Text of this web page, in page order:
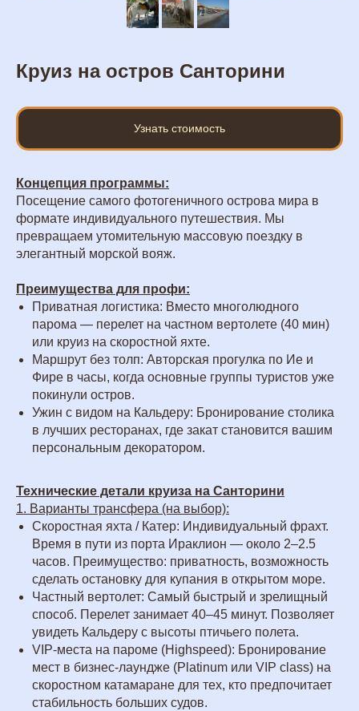
Круиз на остров Санторини
Узнать стоимость
Концепция программы:
Посещение самого фотогеничного острова мира в
формате индивидуального путешествия. Мы
превращаем утомительную массовую поездку в
элегантный морской вояж.
Преимущества для профи:
Приватная логистика: Вместо многолюдного
парома — перелет на частном вертолете (40 мин)
или круиз на скоростной яхте.
Маршрут без толп: Авторская прогулка по Ие и
Фире в часы, когда основные группы туристов уже
покинули остров.
Ужин с видом на Кальдеру: Бронирование столика
в лучших ресторанах, где закат становится вашим
персональным декоратором.
Технические детали круиза на Санторини
1. Варианты трансфера (на выбор):
Скоростная яхта / Катер: Индивидуальный фрахт.
Время в пути из порта Ираклион — около 2–2.5
часов. Преимущество: приватность, возможность
сделать остановку для купания в открытом море.
Частный вертолет: Самый быстрый и зрелищный
способ. Перелет занимает 40–45 минут. Позволяет
увидеть Кальдеру с высоты птичьего полета.
VIP-места на пароме (Highspeed): Бронирование
мест в бизнес-лаундже (Platinum или VIP class) на
скоростном катамаране для тех, кто предпочитает
стабильность больших судов.